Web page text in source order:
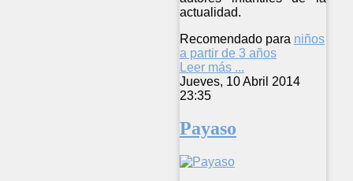
actualidad.
Recomendado para niños
a partir de 3 años
Leer más ...
Jueves, 10 Abril 2014
23:35
Payaso